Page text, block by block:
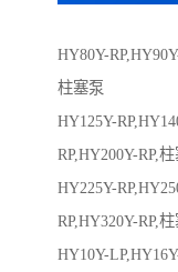
HY80Y-
柱塞泵
HY125Y-
RP,HY200Y-RP,
HY225Y-
RP,HY320Y-RP,
HY10Y-